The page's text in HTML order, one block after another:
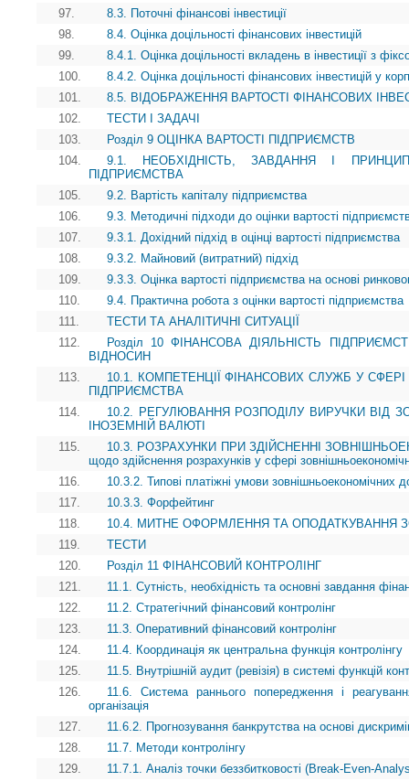
97.
8.3. Поточні фінансові інвестиції
98.
8.4. Оцінка доцільності фінансових інвестицій
99.
8.4.1. Оцінка доцільності вкладень в інвестиції з
100.
8.4.2. Оцінка доцільності фінансових інвестицій у
101.
8.5. ВІДОБРАЖЕННЯ ВАРТОСТІ ФІНАНСОВИХ
102.
ТЕСТИ І ЗАДАЧІ
103.
Розділ 9 ОЦІНКА ВАРТОСТІ ПІДПРИЄМСТВ
104.
9.1. НЕОБХІДНІСТЬ, ЗАВДАННЯ І
ПІДПРИЄМСТВА
105.
9.2. Вартість капіталу підприємства
106.
9.3. Методичні підходи до оцінки вартості
107.
9.3.1. Дохідний підхід в оцінці вартості підприємства
108.
9.3.2. Майновий (витратний) підхід
109.
9.3.3. Оцінка вартості підприємства на основі
110.
9.4. Практична робота з оцінки вартості підприємства
111.
ТЕСТИ ТА АНАЛІТИЧНІ СИТУАЦІЇ
112.
Розділ 10 ФІНАНСОВА ДІЯЛЬНІСТЬ
ВІДНОСИН
113.
10.1. КОМПЕТЕНЦІЇ ФІНАНСОВИХ СЛУЖБ У
ПІДПРИЄМСТВА
114.
10.2. РЕГУЛЮВАННЯ РОЗПОДІЛУ ВИРУЧКИ ВІД
ІНОЗЕМНІЙ ВАЛЮТІ
115.
10.3. РОЗРАХУНКИ ПРИ ЗДІЙСНЕННІ
щодо здійснення розрахунків у сфері
116.
10.3.2. Типові платіжні умови зовнішньоекономічних
117.
10.3.3. Форфейтинг
118.
10.4. МИТНЕ ОФОРМЛЕННЯ ТА ОПОДАТКУВАННЯ
119.
ТЕСТИ
120.
Розділ 11 ФІНАНСОВИЙ КОНТРОЛІНГ
121.
11.1. Сутність, необхідність та основні завдання
122.
11.2. Стратегічний фінансовий контролінг
123.
11.3. Оперативний фінансовий контролінг
124.
11.4. Координація як центральна функція контролінгу
125.
11.5. Внутрішній аудит (ревізія) в системі функцій
126.
11.6. Система раннього попередження і
організація
127.
11.6.2. Прогнозування банкрутства на основі
128.
11.7. Методи контролінгу
129.
11.7.1. Аналіз точки беззбитковості (Break-Even-